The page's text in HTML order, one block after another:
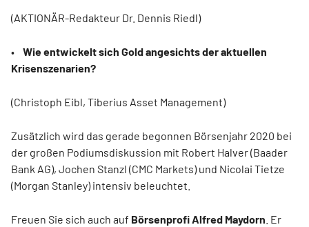
(AKTIONÄR-Redakteur Dr. Dennis Riedl)
• Wie entwickelt sich Gold angesichts der aktuellen
Krisenszenarien?
(Christoph Eibl, Tiberius Asset Management)
Zusätzlich wird das gerade begonnen Börsenjahr 2020 bei
der großen Podiumsdiskussion mit Robert Halver (Baader
Bank AG), Jochen Stanzl (CMC Markets) und Nicolai Tietze
(Morgan Stanley) intensiv beleuchtet.
Freuen Sie sich auch auf Börsenprofi Alfred Maydorn . Er